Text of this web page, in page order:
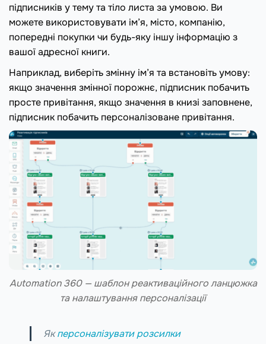
підписників у тему та тіло листа за умовою. Ви
можете використовувати ім’я, місто, компанію,
попередні покупки чи будь-яку іншу інформацію з
вашої адресної книги.
Наприклад, виберіть змінну ім’я та встановіть умову:
якщо значення змінної порожнє, підписник побачить
просте привітання, якщо значення в книзі заповнене,
підписник побачить персоналізоване привітання.
Automation 360 — шаблон реактиваційного ланцюжка
та налаштування персоналізації
Якперсоналізувати розсилки